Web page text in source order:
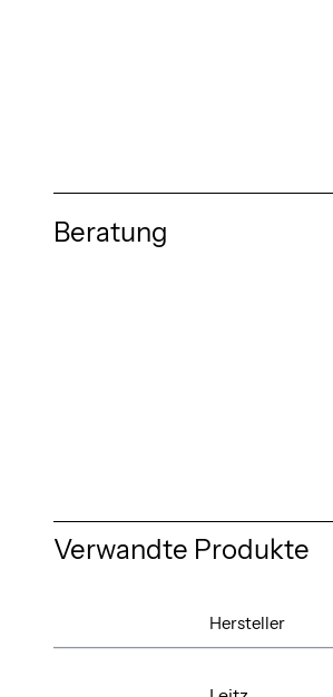
Beratung
Verwandte Produkte
Hersteller